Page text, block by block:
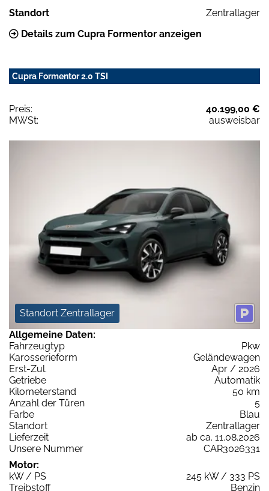
Standort
Zentrallager
Details zum Cupra Formentor anzeigen
Cupra Formentor 2.0 TSI
Preis:
40.199,00 €
MWSt:
ausweisbar
Standort Zentrallager
Allgemeine Daten:
Fahrzeugtyp
Pkw
Karosserieform
Geländewagen
Erst-Zul.
Apr / 2026
Getriebe
Automatik
Kilometerstand
50 km
Anzahl der Türen
5
Farbe
Blau
Standort
Zentrallager
Lieferzeit
ab ca. 11.08.2026
Unsere Nummer
CAR3026331
Motor:
kW / PS
245 kW / 333 PS
Treibstoff
Benzin